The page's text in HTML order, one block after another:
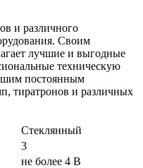
и различного
Своим
лучшие и выгодные
техническую
постоянным
тиратронов и различных
Стеклянный
3
не более 4 В